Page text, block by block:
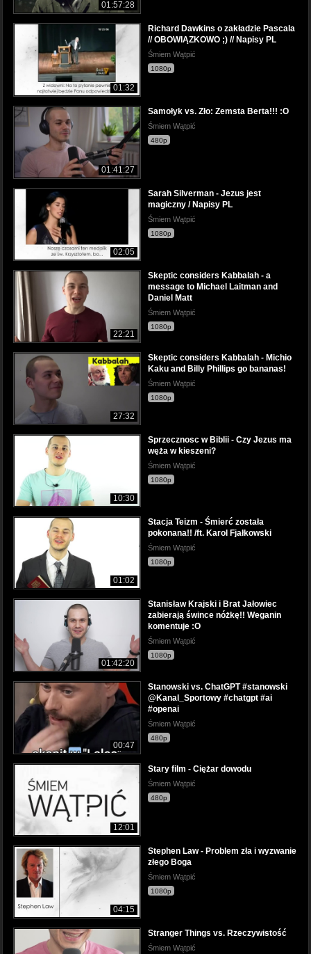
01:57:28
01:32
Richard Dawkins o zakładzie Pascala
// OBOWIĄZKOWO ;) // Napisy PL
Śmiem Wątpić
1080p
01:41:27
Samołyk vs. Zło: Zemsta Berta!!! :O
Śmiem Wątpić
480p
02:05
Sarah Silverman - Jezus jest
magiczny / Napisy PL
Śmiem Wątpić
1080p
22:21
Skeptic considers Kabbalah - a
message to Michael Laitman and
Daniel Matt
Śmiem Wątpić
1080p
27:32
Skeptic considers Kabbalah - Michio
Kaku and Billy Phillips go bananas!
Śmiem Wątpić
1080p
10:30
Sprzecznosc w Biblii - Czy Jezus ma
węża w kieszeni?
Śmiem Wątpić
1080p
01:02
Stacja Teizm - Śmierć została
pokonana!! /ft. Karol Fjałkowski
Śmiem Wątpić
1080p
01:42:20
Stanisław Krajski i Brat Jałowiec
zabierają śwince nóżkę!! Weganin
komentuje :O
Śmiem Wątpić
1080p
00:47
Stanowski vs. ChatGPT #stanowski
@Kanal_Sportowy #chatgpt #ai
#openai
Śmiem Wątpić
480p
12:01
Stary film - Ciężar dowodu
Śmiem Wątpić
480p
04:15
Stephen Law - Problem zła i wyzwanie
złego Boga
Śmiem Wątpić
1080p
Stranger Things vs. Rzeczywistość
Śmiem Wątpić